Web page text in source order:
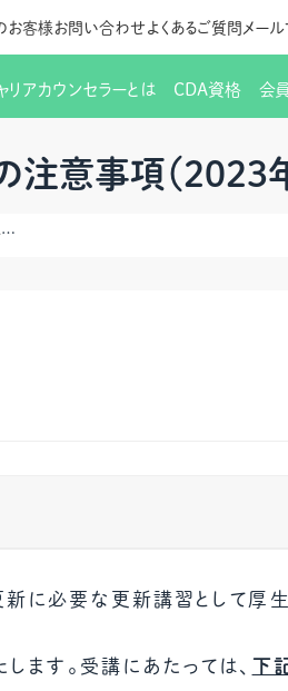
お客様お問い合わせよくあるご質問 メー
理事長からのご挨拶
リアカウンセラーとは CDA資格 会
会員向けサポート
支部・地区一覧
更新講習
注意事項（2023
国家資格キャリアコンサルタント更新講習の受講上の注意事項（2023年12月改訂）
新に必要な更新講習として厚
ます。受講にあたっては、 下